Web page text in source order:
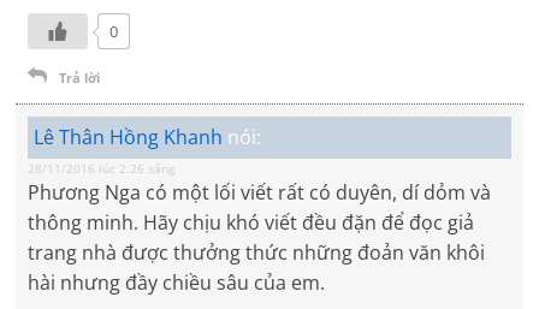
0
Trả lời
Lê Thân Hồng Khanh nói:
28/11/2016 lúc 2:26 sáng
Phương Nga có một lối viết rất có duyên, dí dỏm và
thông minh. Hãy chịu khó viết đều đặn để đọc giả
trang nhà được thưởng thức những đoản văn khôi
hài nhưng đầy chiều sâu của em.